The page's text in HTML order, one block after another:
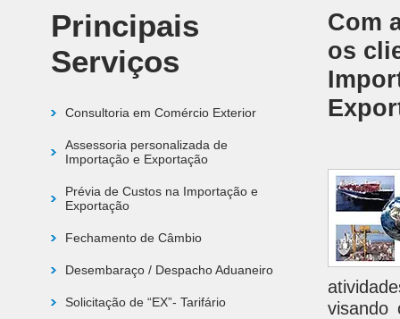
Principais
Serviços
Consultoria em Comércio Exterior
Assessoria personalizada de
Importação e Exportação
Prévia de Custos na Importação e
Exportação
Fechamento de Câmbio
Desembaraço / Despacho Aduaneiro
Solicitação de “EX”- Tarifário
Com
os
visando